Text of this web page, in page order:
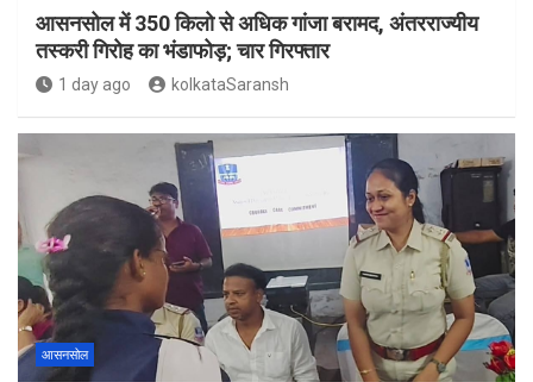
आसनसोल में 350 किलो से अधिक गांजा बरामद, अंतरराज्यीय
तस्करी गिरोह का भंडाफोड़; चार गिरफ्तार
1 day ago kolkataSaransh
आसनसोल